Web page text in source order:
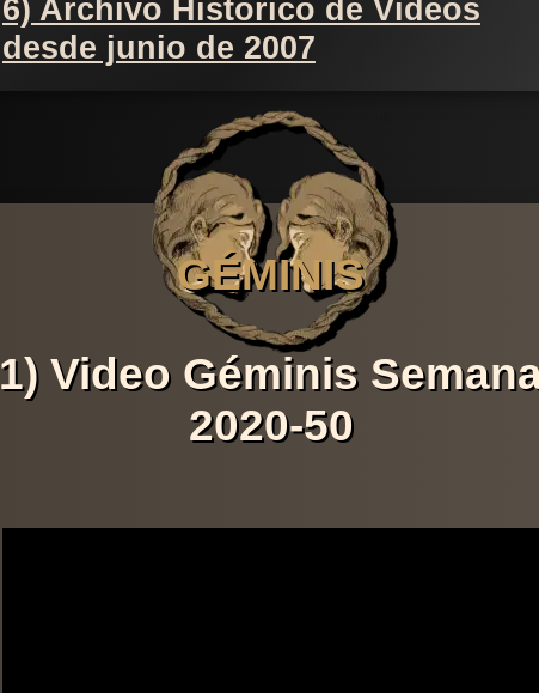
6) Archivo Histórico de Videos
desde junio de 2007
GÉMINIS
1) Video Géminis
2020-50